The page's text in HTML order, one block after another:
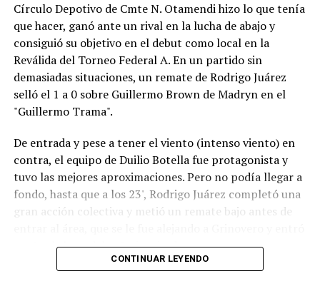
Círculo Depotivo de Cmte N. Otamendi hizo lo que tenía
que hacer, ganó ante un rival en la lucha de abajo y
consiguió su objetivo en el debut como local en la
Reválida del Torneo Federal A. En un partido sin
demasiadas situaciones, un remate de Rodrigo Juárez
selló el 1 a 0 sobre Guillermo Brown de Madryn en el
"Guillermo Trama".
De entrada y pese a tener el viento (intenso viento) en
contra, el equipo de Duilio Botella fue protagonista y
tuvo las mejores aproximaciones. Pero no podía llegar a
fondo, hasta que a los 23', Rodrigo Juárez completó una
gran acción colectiva y metió un remate bajo antes de
contra la base del caño izquierdo.
CONTINUAR LEYENDO